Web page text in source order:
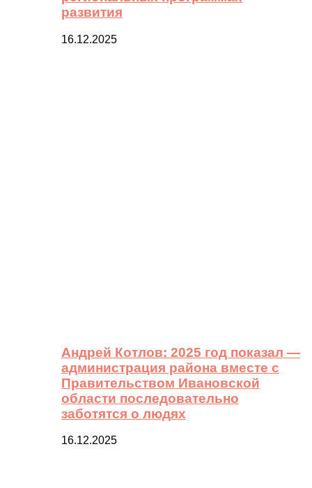
развития
16.12.2025
Андрей Котлов: 2025 год показал —
администрация района вместе с
Правительством Ивановской
области последовательно
заботятся о людях
16.12.2025